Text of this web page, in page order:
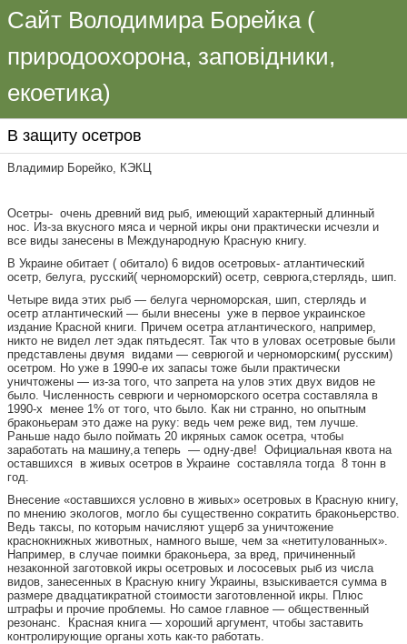
Сайт Володимира Борейка (
природоохорона, заповідники,
екоетика)
В защиту осетров
Владимир Борейко, КЭКЦ
Осетры- очень древний вид рыб, имеющий характерный длинный
нос. Из-за вкусного мяса и черной икры они практически исчезли и
все виды занесены в Международную Красную книгу.
В Украине обитает ( обитало) 6 видов осетровых- атлантический
осетр, белуга, русский( черноморский) осетр, севрюга,стерлядь, шип.
Четыре вида этих рыб — белуга черноморская, шип, стерлядь и
осетр атлантический — были внесены уже в первое украинское
издание Красной книги. Причем осетра атлантического, например,
никто не видел лет эдак пятьдесят. Так что в уловах осетровые были
представлены двумя видами — севрюгой и черноморским( русским)
осетром. Но уже в 1990-е их запасы тоже были практически
уничтожены — из-за того, что запрета на улов этих двух видов не
было. Численность севрюги и черноморского осетра составляла в
1990-х менее 1% от того, что было. Как ни странно, но опытным
браконьерам это даже на руку: ведь чем реже вид, тем лучше.
Раньше надо было поймать 20 икряных самок осетра, чтобы
заработать на машину,а теперь — одну-две! Официальная квота на
оставшихся в живых осетров в Украине составляла тогда 8 тонн в
год.
Внесение «оставшихся условно в живых» осетровых в Красную книгу,
по мнению экологов, могло бы существенно сократить браконьерство.
Ведь таксы, по которым начисляют ущерб за уничтожение
краснокнижных животных, намного выше, чем за «нетитулованных».
Например, в случае поимки браконьера, за вред, причиненный
незаконной заготовкой икры осетровых и лососевых рыб из числа
видов, занесенных в Красную книгу Украины, взыскивается сумма в
размере двадцатикратной стоимости заготовленной икры. Плюс
штрафы и прочие проблемы. Но самое главное — общественный
резонанс. Красная книга — хороший аргумент, чтобы заставить
контролирующие органы хоть как-то работать.